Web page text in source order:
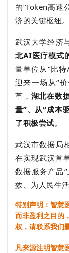
的“Token高速
济的关键枢纽。
武汉大学经济
北AI医疗模式
量单位从“比
迎来一场从“
革， 湖北在数
量”、从“成本
了积极尝试。
武汉市数据局
在实现武汉首
数据服务产品
效、为人民生活
特别声明：智慧
而非盈利之目的
权，请联系我们
凡来源注明智慧